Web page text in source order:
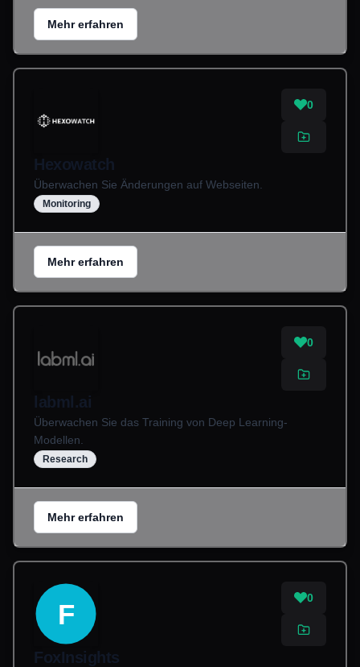
Mehr erfahren
0
Hexowatch
Überwachen Sie Änderungen auf Webseiten.
Monitoring
Mehr erfahren
0
labml.ai
Überwachen Sie das Training von Deep Learning-
Modellen.
Research
Mehr erfahren
F
0
FoxInsights